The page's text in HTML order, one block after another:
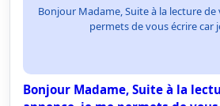
Bonjour Madame, Suite à la lecture
permets de vous écrire car
Bonjour Madame, Suite à la